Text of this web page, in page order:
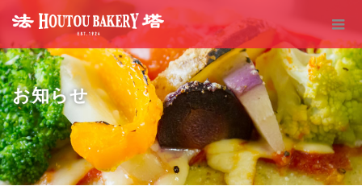
お知らせ